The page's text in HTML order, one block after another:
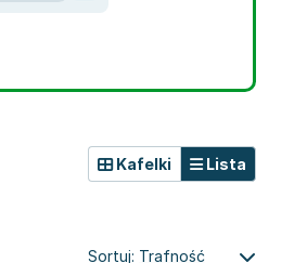
Kafelki Lista
Sortuj: Trafność